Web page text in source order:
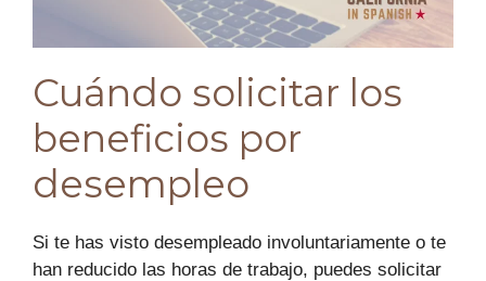
Cuándo solicitar los
beneficios por
desempleo
Si te has visto desempleado involuntariamente o te
han reducido las horas de trabajo, puedes solicitar